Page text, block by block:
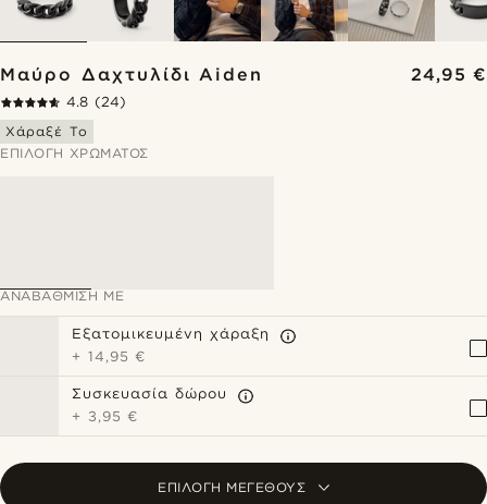
Μαύρο Δαχτυλίδι Aiden 24,95 €
4.8 (24)
Χάραξέ Το
ΕΠΙΛΟΓΉ ΧΡΏΜΑΤΟΣ
ΑΝΑΒΆΘΜΙΣΗ ΜΕ
Εξατομικευμένη χάραξη
+ 14,95 €
Συσκευασία δώρου
+ 3,95 €
ΕΠΙΛΟΓΉ ΜΕΓΈΘΟΥΣ